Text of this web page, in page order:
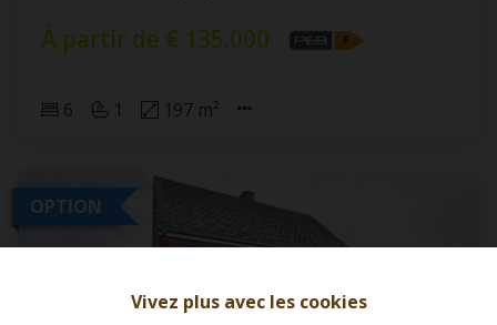
Vivez plus avec les cookies
À partir de € 135.000
6 1 197 m²
OPTION